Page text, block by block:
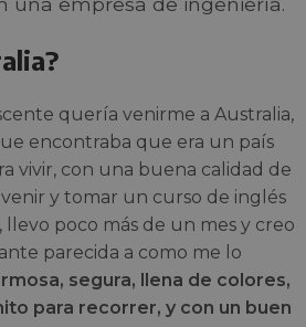
quería venirme a Australia,
encontraba que era un país
vivir, con una buena calidad de
y tomar un curso de inglés
poco más de un mes y creo
parecida a como me lo
segura, llena de colores,
para recorrer, y con un buen